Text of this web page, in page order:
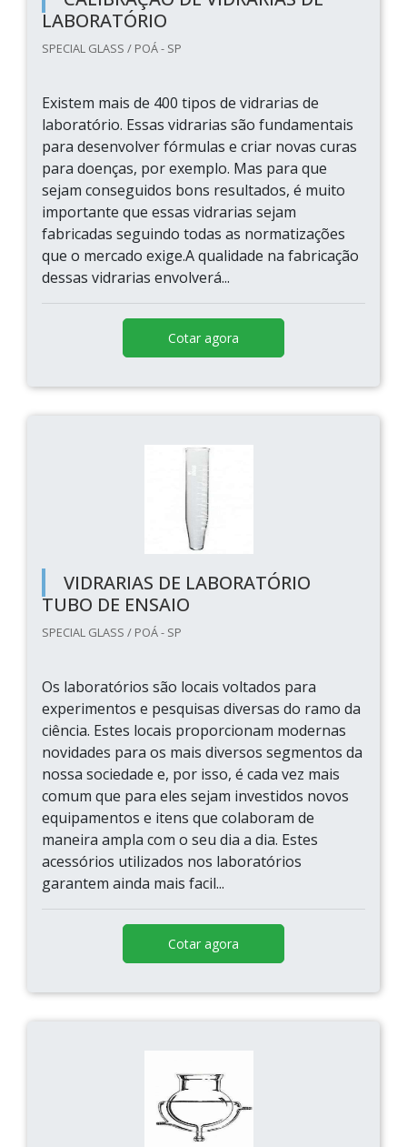
LABORATÓRIO
SPECIAL GLASS / POÁ - SP
Existem mais de 400 tipos de vidrarias de
laboratório. Essas vidrarias são fundamentais
para desenvolver fórmulas e criar novas curas
para doenças, por exemplo. Mas para que
sejam conseguidos bons resultados, é muito
importante que essas vidrarias sejam
fabricadas seguindo todas as normatizações
que o mercado exige.A qualidade na fabricação
dessas vidrarias envolverá...
Cotar agora
VIDRARIAS DE LABORATÓRIO
TUBO DE ENSAIO
SPECIAL GLASS / POÁ - SP
Os laboratórios são locais voltados para
experimentos e pesquisas diversas do ramo da
ciência. Estes locais proporcionam modernas
novidades para os mais diversos segmentos da
nossa sociedade e, por isso, é cada vez mais
comum que para eles sejam investidos novos
equipamentos e itens que colaboram de
maneira ampla com o seu dia a dia. Estes
acessórios utilizados nos laboratórios
garantem ainda mais facil...
Cotar agora